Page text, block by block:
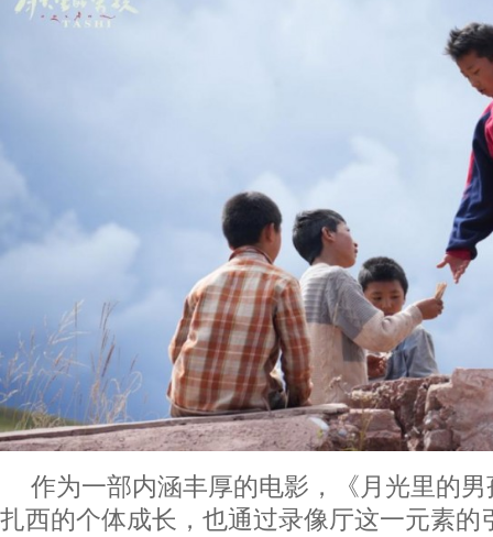
作为一部内涵丰厚的电影，《月光里的
扎西的个体成长，也通过录像厅这一元素的